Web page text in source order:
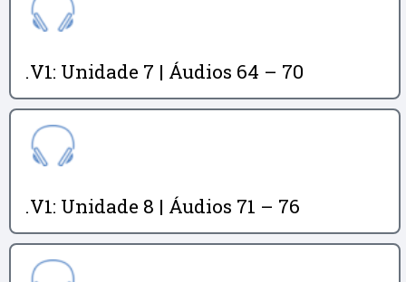
.V1: Unidade 7 | Áudios 64 – 70
.V1: Unidade 8 | Áudios 71 – 76